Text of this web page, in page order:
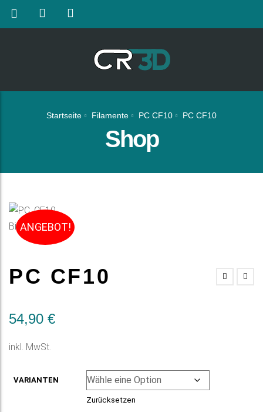
Startseite Filamente PC CF10 PC CF10
Shop
ANGEBOT!
PC CF10
54,90 €
inkl. MwSt.
VARIANTEN
Zurücksetzen